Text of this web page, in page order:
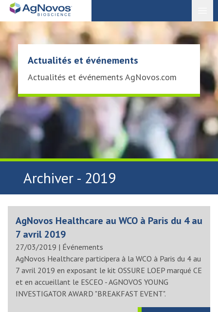
Actualités et événements
Actualités et événements AgNovos.com
Archiver - 2019
AgNovos Healthcare au WCO à Paris du 4 au
7 avril 2019
27/03/2019 | Événements
AgNovos Healthcare participera à la WCO à Paris du 4 au
7 avril 2019 en exposant le kit OSSURE LOEP marqué CE
et en accueillant le ESCEO - AGNOVOS YOUNG
INVESTIGATOR AWARD "BREAKFAST EVENT".